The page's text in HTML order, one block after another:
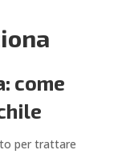
come
per trattare